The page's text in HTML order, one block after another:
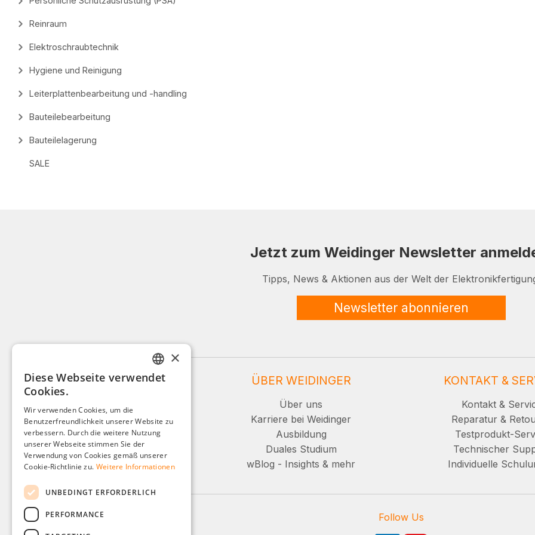
Reinraum
Elektroschraubtechnik
Hygiene und Reinigung
Leiterplattenbearbeitung und -handling
Bauteilebearbeitung
Bauteilelagerung
SALE
Jetzt zum Weidinger Newsletter
Tipps, News & Aktionen aus der Welt der
Newsletter abonnieren
WEIDINGER SERVICE
Service und Beratung:
+49 (0)8142 / 4289 - 300
Mo-Fr, 08:00 - 16:00 Uhr
Oder über unser Kontaktformular.
ÜBER WEIDINGER
Über uns
Karriere bei Weidinger
Ausbildung
Duales Studium
wBlog - Insights & mehr
KONTAKT &
Kontakt &
Reparatur &
Testprodukt-
Technischer
Individuelle
Follow Us
GERMAN
FRENCH
DUTCH
×
Diese Webseite verwendet
Cookies.
Wir verwenden Cookies, um die
Benutzerfreundlichkeit unserer Website zu
verbessern. Durch die weitere Nutzung
unserer Webseite stimmen Sie der
Verwendung von Cookies gemäß unserer
Cookie-Richtlinie zu. Weitere Informationen
UNBEDINGT ERFORDERLICH
PERFORMANCE